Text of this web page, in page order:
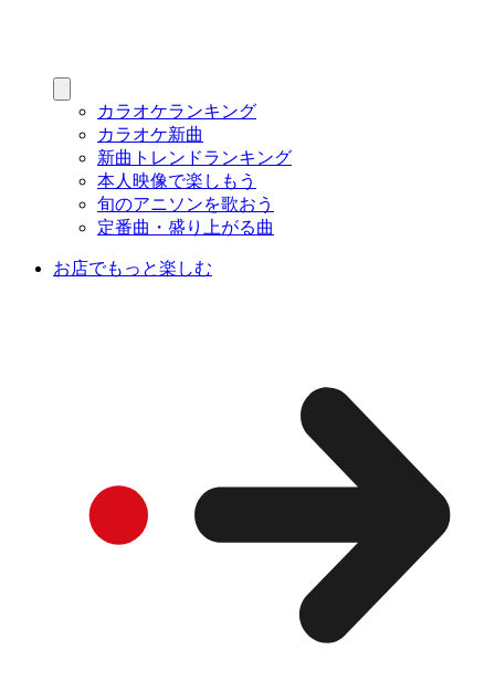
カラオケランキング
カラオケ新曲
新曲トレンドランキング
本人映像で楽しもう
旬のアニソンを歌おう
定番曲・盛り上がる曲
お店でもっと楽しむ